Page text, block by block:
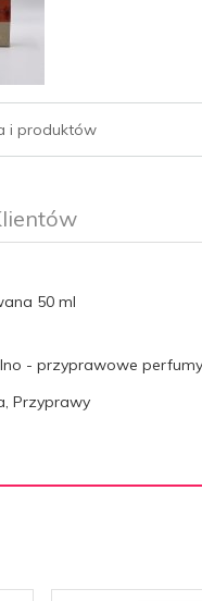
i produktów
50 ml
- przyprawowe
Przyprawy